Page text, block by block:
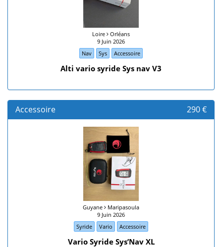
Loire
Orléans
9 Juin 2026
Nav
Sys Accessoire
Alti vario syride Sys nav V3
Accessoire 290 €
Guyane
Maripasoula
9 Juin 2026
Syride
Vario Accessoire
Vario Syride Sys’Nav XL